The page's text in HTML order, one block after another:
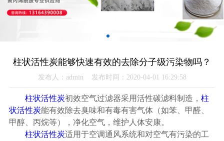
柱状活性炭能够快速有效的去除分子级污染物吗？
发布人：admin 发布时间：2020-04-01 16:29:58
柱状活性炭初效空气过滤器采用活性碳滤料制造， 柱
状活性炭能有效除去臭味和有毒有害气体（如笨、甲醛、
甲醇、丙烷等），净化空气，维护人体安康。
柱状活性炭适用于空调通风系统和对空气有污染的工